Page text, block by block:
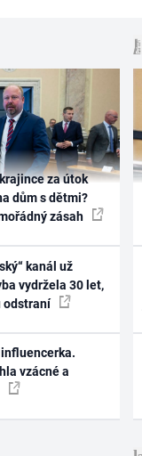
za útok
dům s dětmi?
zásah
kanál už
vydržela 30 let,
odstraní
vzácné a